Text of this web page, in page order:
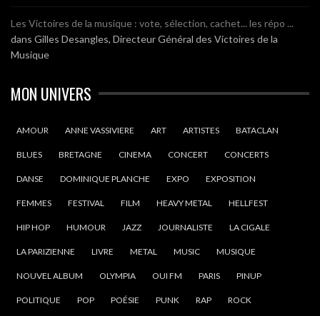
Les Victoires de la musique : vote, sélection, cachet... les répo ...
dans Gilles Desangles, Directeur Général des Victoires de la
Musique
MON UNIVERS
AMOUR ANNE VASSIVIERE ART ARTISTES BATACLAN
BLUES BRETAGNE CINEMA CONCERT CONCERTS
DANSE DOMINIQUE PLANCHE EXPO EXPOSITION
FEMMES FESTIVAL FILM HEAVY METAL HELLFEST
HIP HOP HUMOUR JAZZ JOURNALISTE LA CIGALE
LA PARIZIENNE LIVRE METAL MUSIC MUSIQUE
NOUVEL ALBUM OLYMPIA OUI FM PARIS PINUP
POLITIQUE POP POÉSIE PUNK RAP ROCK